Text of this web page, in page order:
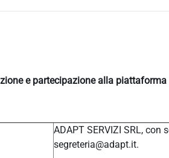
e partecipazione alla
ADAPT SERVIZI SRL,
segreteria@adapt.it.